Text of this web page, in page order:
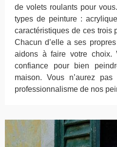
de volets roulants pour
types de peinture :
caractéristiques de ces trois
Chacun d’elle a ses
aidons à faire votre choix.
confiance pour bien
maison. Vous n’aurez
professionnalisme de nos